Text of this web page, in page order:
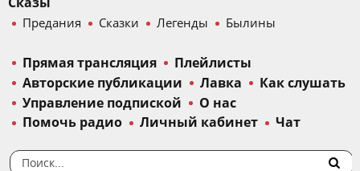
Сказы
Предания Сказки Легенды Былины
Прямая трансляция
Плейлисты
Авторские публикации
Лавка
Как слушать
Управление подпиской
О нас
Помочь радио
Личный кабинет Чат